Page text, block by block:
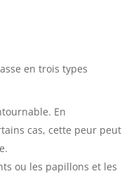
en trois types
En
cas, cette peur peut
ou les papillons et les